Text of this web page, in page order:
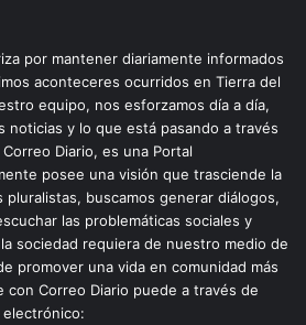
por mantener diariamente informados
aconteceres ocurridos en Tierra del
equipo, nos esforzamos día a día,
noticias y lo que está pasando a través
Diario, es una Portal
posee una visión que trasciende la
pluralistas, buscamos generar diálogos,
las problemáticas sociales y
sociedad requiera de nuestro medio de
promover una vida en comunidad más
con Correo Diario puede a través de